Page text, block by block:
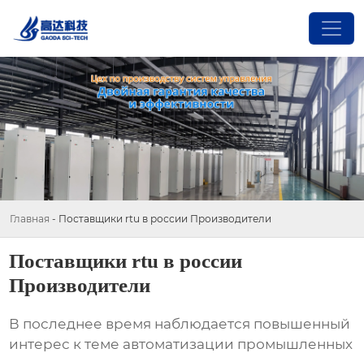
Главная - Поставщики rtu в россии Производители
Поставщики rtu в россии
Производители
В последнее время наблюдается повышенный
интерес к теме автоматизации промышленных